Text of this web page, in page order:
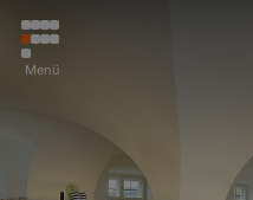
Menü